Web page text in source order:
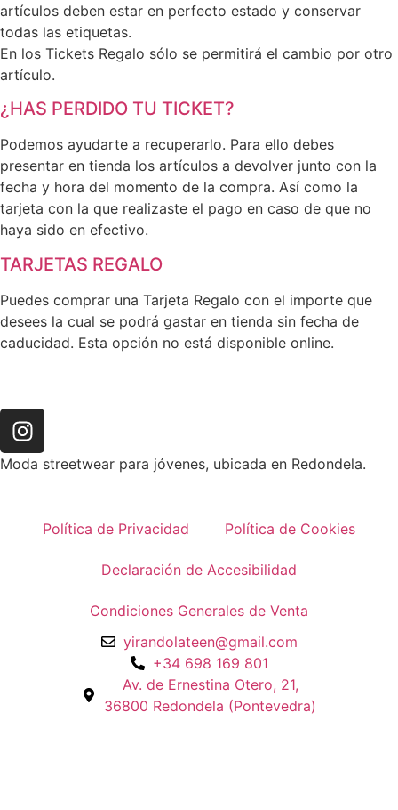
artículos deben estar en perfecto estado y conservar
todas las etiquetas.
En los Tickets Regalo sólo se permitirá el cambio por otro
artículo.
¿HAS PERDIDO TU TICKET?
Podemos ayudarte a recuperarlo. Para ello debes
presentar en tienda los artículos a devolver junto con la
fecha y hora del momento de la compra. Así como la
tarjeta con la que realizaste el pago en caso de que no
haya sido en efectivo.
TARJETAS REGALO
Puedes comprar una Tarjeta Regalo con el importe que
desees la cual se podrá gastar en tienda sin fecha de
caducidad. Esta opción no está disponible online.
Moda streetwear para jóvenes, ubicada en Redondela.
Política de Privacidad Política de Cookies
Declaración de Accesibilidad
Condiciones Generales de Venta
yirandolateen@gmail.com
+34 698 169 801
Av. de Ernestina Otero, 21,
36800 Redondela (Pontevedra)